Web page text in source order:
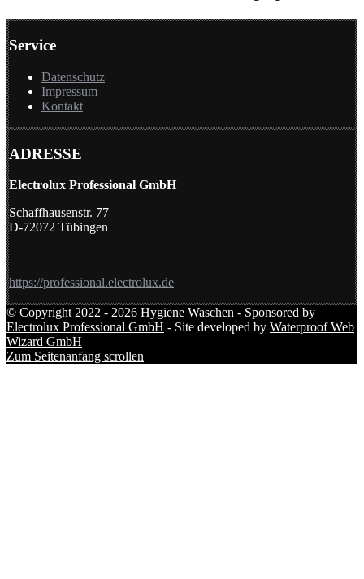
Service
Datenschutz
Impressum
Kontakt
ADRESSE
Electrolux Professional GmbH
Schaffhausenstr. 77
D-72072 Tübingen
https://professional.electrolux.de
© Copyright 2022 - 2026 Hygiene Waschen - Sponsored by
Electrolux Professional GmbH - Site developed by Waterproof Web
Wizard GmbH
Zum Seitenanfang scrollen